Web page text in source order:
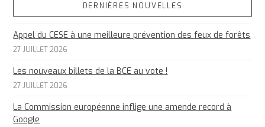
DERNIÈRES NOUVELLES
Appel du CESE à une meilleure prévention des feux de forêts
27 JUILLET 2026
Les nouveaux billets de la BCE au vote !
27 JUILLET 2026
La Commission européenne inflige une amende record à
Google